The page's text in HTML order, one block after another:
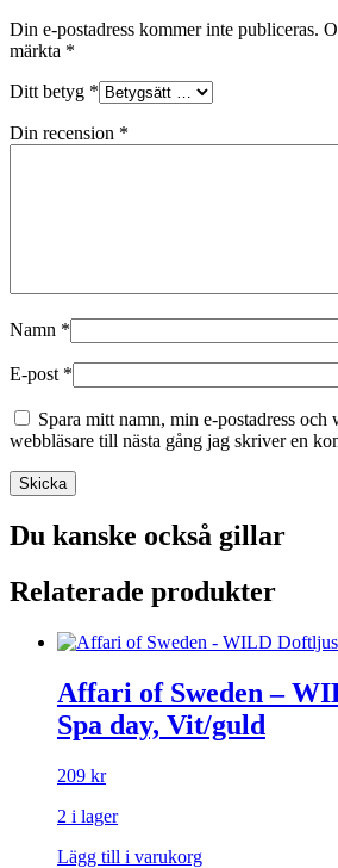
Din e-postadress kommer inte publiceras.
märkta *
Ditt betyg *
Din recension *
Namn *
E-post *
Spara mitt namn, min e-postadress och
webbläsare till nästa gång jag skriver en
Du kanske också gillar
Relaterade produkter
Affari of Sweden –
Spa day, Vit/guld
209 kr
2 i lager
Lägg till i varukorg